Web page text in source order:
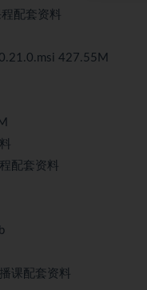
配套资料
427.55M
配套资料
课配套资料